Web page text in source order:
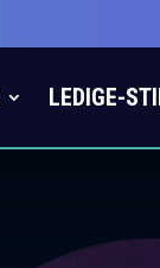
LEDIGE-